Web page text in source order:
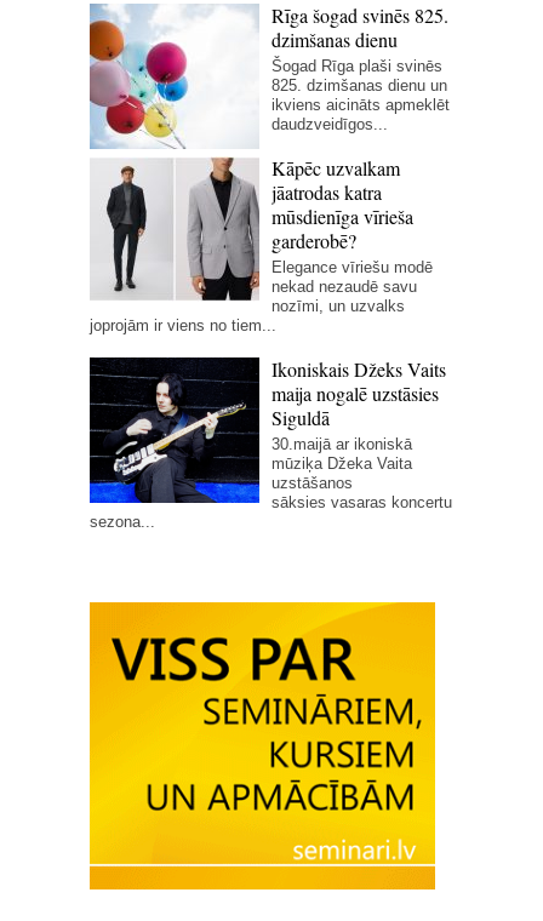
Rīga šogad svinēs 825.
dzimšanas dienu
Šogad Rīga plaši svinēs
825. dzimšanas dienu un
ikviens aicināts apmeklēt
daudzveidīgos...
Kāpēc uzvalkam
jāatrodas katra
mūsdienīga vīrieša
garderobē?
Elegance vīriešu modē
nekad nezaudē savu
nozīmi, un uzvalks
joprojām ir viens no tiem...
Ikoniskais Džeks Vaits
maija nogalē uzstāsies
Siguldā
30.maijā ar ikoniskā
mūziķa Džeka Vaita
uzstāšanos
sāksies vasaras koncertu
sezona...